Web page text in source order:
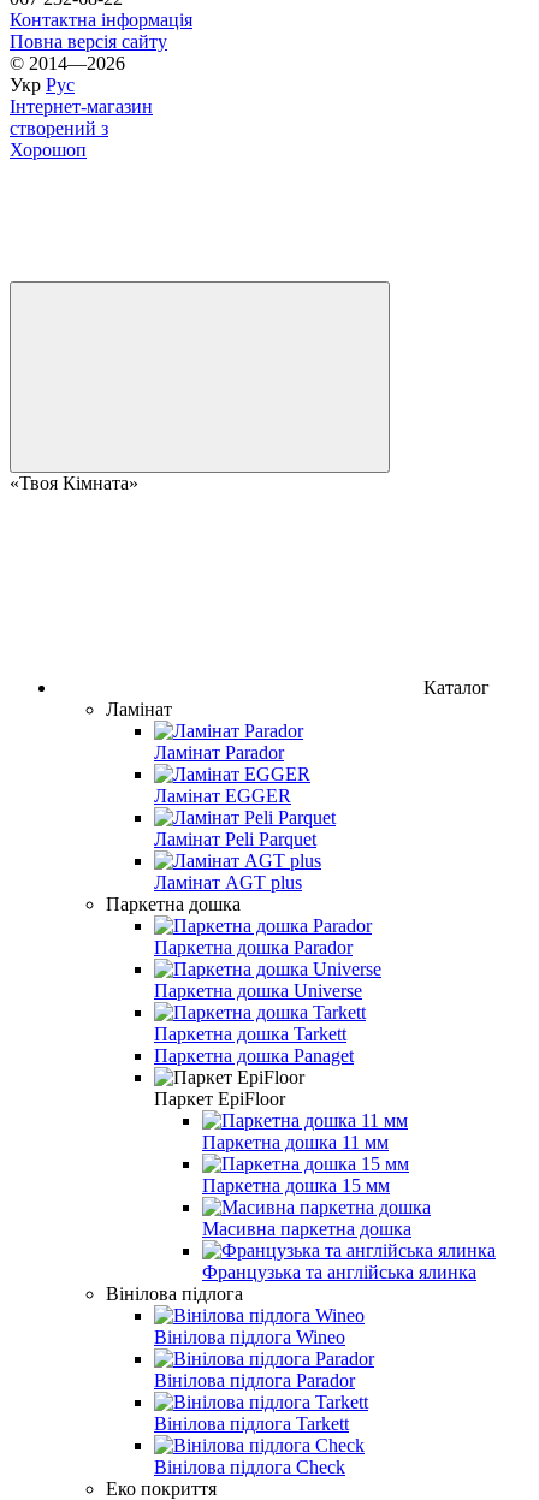
Контактна інформація
Повна версія сайту
© 2014—2026
Укр Рус
Інтернет-магазин
створений з
Хорошоп
«Твоя Кімната»
Каталог
Ламінат
Ламінат Parador
Ламінат EGGER
Ламінат Peli Parquet
Ламінат AGT plus
Паркетна дошка
Паркетна дошка Parador
Паркетна дошка Universe
Паркетна дошка Tarkett
Паркетна дошка Panaget
Паркет EpiFloor
Паркетна дошка 11 мм
Паркетна дошка 15 мм
Масивна паркетна дошка
Французька та англійська ялинка
Вінілова підлога
Вінілова підлога Wineo
Вінілова підлога Parador
Вінілова підлога Tarkett
Вінілова підлога Check
Еко покриття